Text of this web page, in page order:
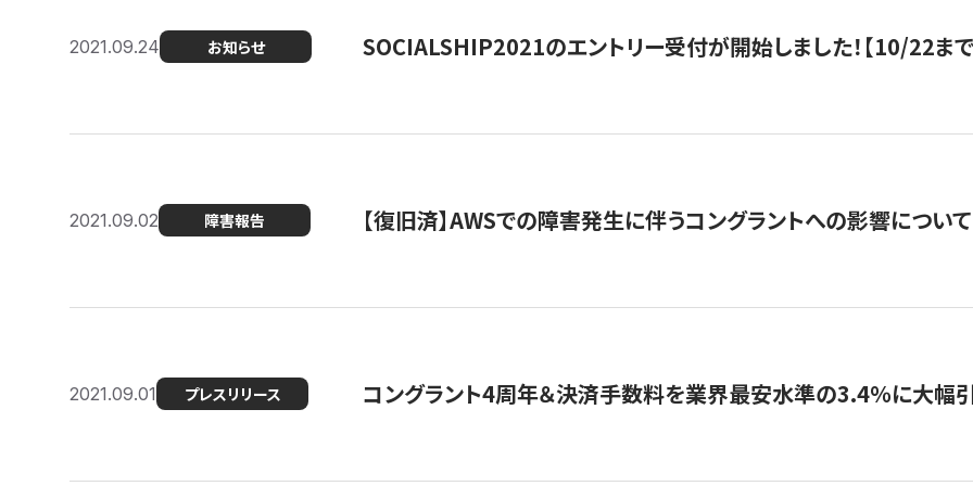
2021.09.24 お知らせ SOCIALSHIP2021のエントリー受付が開始しました！【10/22まで
2021.09.02 障害報告 【復旧済】AWSでの障害発生に伴うコングラントへの影響について
2021.09.01 プレスリリース コングラント4周年＆決済手数料を業界最安水準の3.4％に大幅